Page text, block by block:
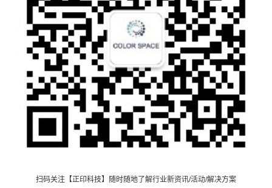
扫码关注【正印科技】随时随地了解行业新资讯/活动/解决方案